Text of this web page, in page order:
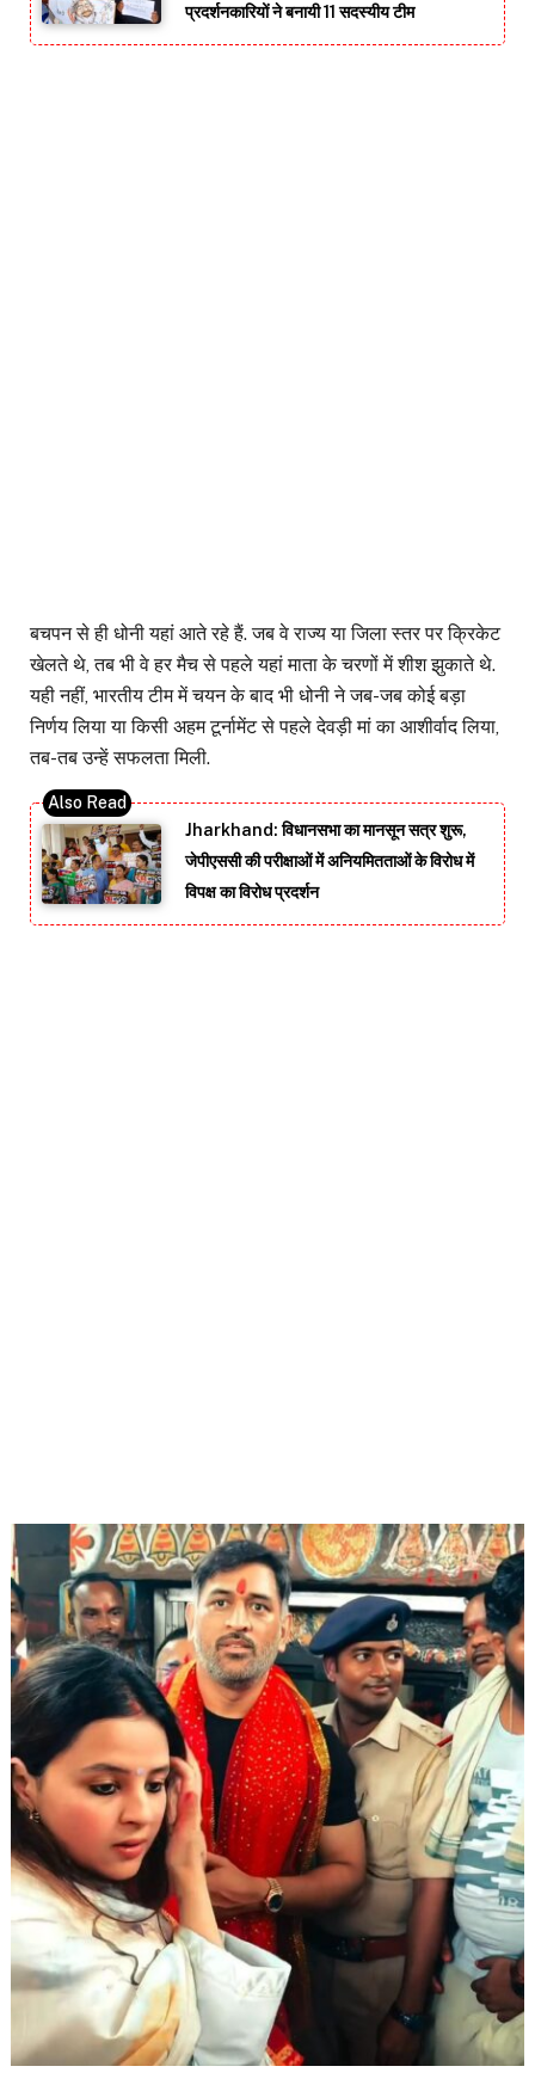
प्रदर्शनकारियों ने बनायी 11 सदस्यीय टीम
बचपन से ही धोनी यहां आते रहे हैं. जब वे राज्य या जिला स्तर पर क्रिकेट
खेलते थे, तब भी वे हर मैच से पहले यहां माता के चरणों में शीश झुकाते थे.
यही नहीं, भारतीय टीम में चयन के बाद भी धोनी ने जब-जब कोई बड़ा
निर्णय लिया या किसी अहम टूर्नामेंट से पहले देवड़ी मां का आशीर्वाद लिया,
तब-तब उन्हें सफलता मिली.
Jharkhand: विधानसभा का मानसून सत्र शुरू,
जेपीएससी की परीक्षाओं में अनियमितताओं के विरोध में
विपक्ष का विरोध प्रदर्शन